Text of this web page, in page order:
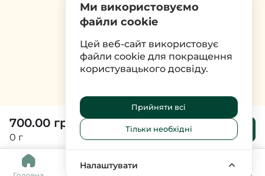
700.00 грн
0 г
кошика
Ми використовуємо
файли cookie
Цей веб-сайт використовує
файли cookie для покращення
користувацького досвіду.
Прийняти всі
Тільки необхідні
Налаштувати